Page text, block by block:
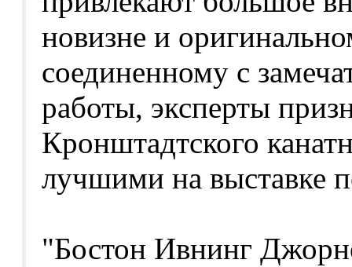
новизне и
соединенному с
работы, эксперты
Кронштадтского
лучшими на выставке
"Бостон Ивнинг